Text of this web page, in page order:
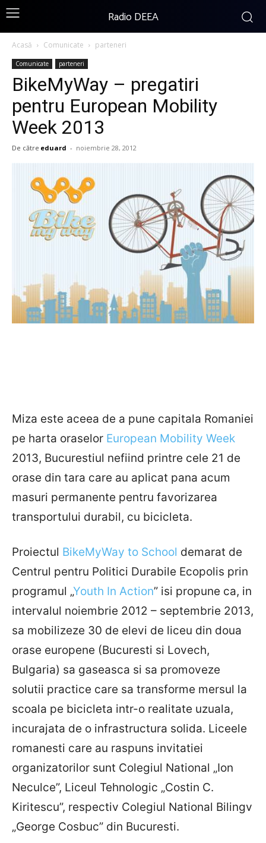
Radio DEEA
Acasă Comunicate parteneri
Comunicate parteneri
BikeMyWay – pregatiri
pentru European Mobility
Week 2013
De către eduard - noiembrie 28, 2012
Miza este aceea de a pune capitala Romaniei
pe harta oraselor European Mobility Week
2013, Bucurestiul nefiind printre cele 21 de
orase din tara care au aplicat pana acum
masuri permanente pentru favorizarea
transportului durabil, cu bicicleta.
Proiectul BikeMyWay to School demarat de
Centrul pentru Politici Durabile Ecopolis prin
programul „Youth In Action” isi propune ca, in
intervalul noiembrie 2012 – septembrie 2013,
sa mobilizeze 30 de elevi de liceu din doua
orase europene (Bucuresti si Lovech,
Bulgaria) sa gaseasca si sa promoveze
solutii practice care sa transforme mersul la
scoala pe bicicleta intr-o realitate uzuala,
incurajata de o infrastructura solida. Liceele
romanesti care au raspuns invitatiei
organizatorilor sunt Colegiul National „Ion
Neculce”, Liceul Tehnologic „Costin C.
Kiritescu”, respectiv Colegiul National Bilingv
„George Cosbuc” din Bucuresti.